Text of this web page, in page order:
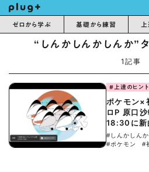
ゼロから学ぶ 基礎から練習
“しんかしんかしんか”
1記事
#上達のヒント
ポケモン×
ロP 原口
18:30に新
#しんかしん
#ポケモン
#